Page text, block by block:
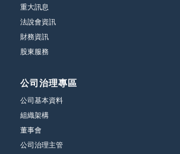
重大訊息
法說會資訊
財務資訊
股東服務
公司治理專區
公司基本資料
組織架構
董事會
公司治理主管